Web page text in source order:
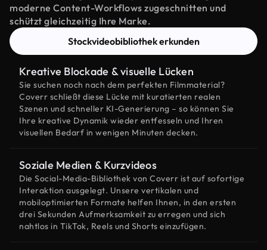
moderne Content-Workflows zugeschnitten und
schützt gleichzeitig Ihre Marke.
Stockvideobibliothek erkunden
Kreative Blockade & visuelle Lücken
Sie suchen noch nach dem perfekten Filmmaterial?
Coverr schließt diese Lücke mit kuratierten realen
Szenen und schneller KI-Generierung – so können Sie
Ihre kreative Dynamik wieder entfesseln und Ihren
visuellen Bedarf in wenigen Minuten decken.
Soziale Medien & Kurzvideos
Die Social-Media-Bibliothek von Coverr ist auf sofortige
Interaktion ausgelegt. Unsere vertikalen und
mobiloptimierten Formate helfen Ihnen, in den ersten
drei Sekunden Aufmerksamkeit zu erregen und sich
nahtlos in TikTok, Reels und Shorts einzufügen.